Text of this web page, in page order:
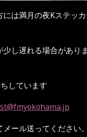
には満月の夜Kステッ
少し遅れる場合があり
しています
ール送ってください。